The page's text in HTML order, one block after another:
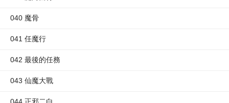
040 魔骨
041 任魔行
042 最後的任務
043 仙魔大戰